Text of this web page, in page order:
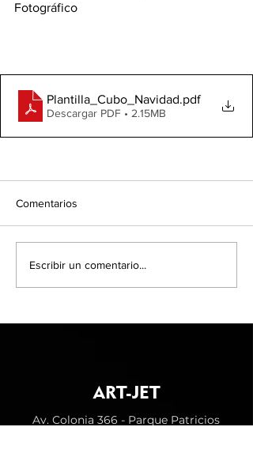
Fotográfico
Plantilla_Cubo_Navidad.pdf
Descargar PDF • 2.15MB
Comentarios
Escribir un comentario...
ART-JET
Av. Colonia 366 - Parque Patricios